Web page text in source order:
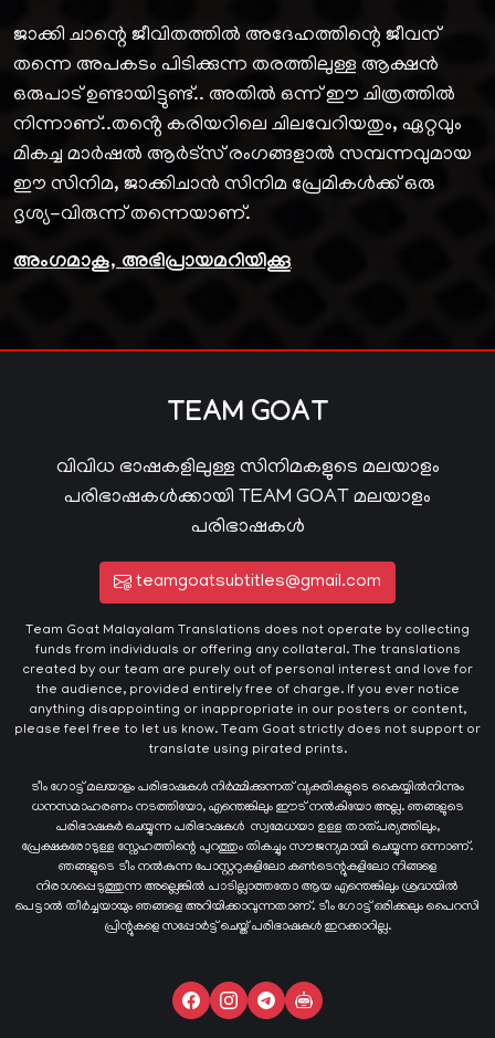
ജാക്കി ചാന്റെ ജീവിതത്തിൽ അദേഹത്തിന്റെ ജീവന്
തന്നെ അപകടം പിടിക്കുന്ന തരത്തിലുള്ള ആക്ഷൻ
ഒരുപാട് ഉണ്ടായിട്ടുണ്ട്.. അതിൽ ഒന്ന് ഈ ചിത്രത്തിൽ
നിന്നാണ്..തൻ്റെ കരിയറിലെ ചിലവേറിയതും, ഏറ്റവും
മികച്ച മാർഷൽ ആർട്സ് രംഗങ്ങളാൽ സമ്പന്നവുമായ
ഈ സിനിമ, ജാക്കിചാൻ സിനിമ പ്രേമികൾക്ക് ഒരു
ദൃശ്യ-വിരുന്ന് തന്നെയാണ്.
അംഗമാകൂ, അഭിപ്രായമറിയിക്കൂ
TEAM GOAT
വിവിധ ഭാഷകളിലുള്ള സിനിമകളുടെ മലയാളം
പരിഭാഷകൾക്കായി TEAM GOAT മലയാളം
പരിഭാഷകൾ
teamgoatsubtitles@gmail.com
Team Goat Malayalam Translations does not operate by collecting
funds from individuals or offering any collateral. The translations
created by our team are purely out of personal interest and love for
the audience, provided entirely free of charge. If you ever notice
anything disappointing or inappropriate in our posters or content,
please feel free to let us know. Team Goat strictly does not support or
translate using pirated prints.
ടീം ഗോട്ട് മലയാളം പരിഭാഷകൾ നിർമ്മിക്കുന്നത് വ്യക്തികളുടെ കൈയ്യില്‍നിന്നും
ധനസമാഹരണം നടത്തിയോ, എന്തെങ്കിലും ഈട് നൽകിയോ അല്ല. ഞങ്ങളുടെ
പരിഭാഷകർ ചെയ്യുന്ന പരിഭാഷകള്‍ സ്വമേധയാ ഉള്ള താത്പര്യത്തിലും,
പ്രേക്ഷകരോടുള്ള സ്നേഹത്തിന്റെ പുറത്തും തികച്ചും സൗജന്യമായി ചെയ്യുന്ന ഒന്നാണ്.
ഞങ്ങളുടെ ടീം നൽകുന്ന പോസ്റ്ററുകളിലോ കൺടെന്റുകളിലോ നിങ്ങളെ
നിരാശപ്പെടുത്തുന്ന അല്ലെങ്കിൽ പാടില്ലാത്തതോ ആയ എന്തെങ്കിലും ശ്രദ്ധയിൽ
പെട്ടാൽ തീർച്ചയായും ഞങ്ങളെ അറിയിക്കാവുന്നതാണ്. ടീം ഗോട്ട് ഒരിക്കലും പൈറസി
പ്രിന്റുകളെ സപ്പോർട്ട് ചെയ്ത് പരിഭാഷകൾ ഇറക്കാറില്ല.